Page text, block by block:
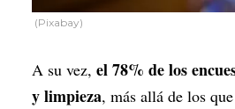
(Pixabay)
A su vez, el 78% de los
y limpieza, más allá de los